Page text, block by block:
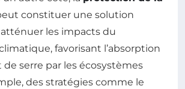
constituer une solution
les impacts du
favorisant l’absorption
de serre par les écosystèmes
des stratégies comme le